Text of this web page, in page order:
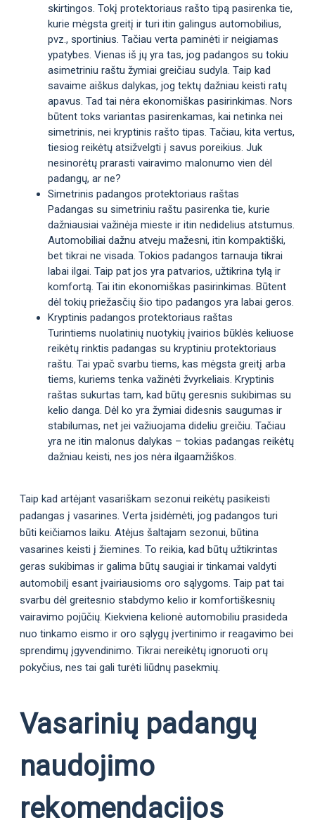
skirtingos. Tokį protektoriaus rašto tipą pasirenka tie,
kurie mėgsta greitį ir turi itin galingus automobilius,
pvz., sportinius. Tačiau verta paminėti ir neigiamas
ypatybes. Vienas iš jų yra tas, jog padangos su tokiu
asimetriniu raštu žymiai greičiau sudyla. Taip kad
savaime aiškus dalykas, jog tektų dažniau keisti ratų
apavus. Tad tai nėra ekonomiškas pasirinkimas. Nors
būtent toks variantas pasirenkamas, kai netinka nei
simetrinis, nei kryptinis rašto tipas. Tačiau, kita vertus,
tiesiog reikėtų atsižvelgti į savus poreikius. Juk
nesinorėtų prarasti vairavimo malonumo vien dėl
padangų, ar ne?
Simetrinis padangos protektoriaus raštas
Padangas su simetriniu raštu pasirenka tie, kurie
dažniausiai važinėja mieste ir itin nedidelius atstumus.
Automobiliai dažnu atveju mažesni, itin kompaktiški,
bet tikrai ne visada. Tokios padangos tarnauja tikrai
labai ilgai. Taip pat jos yra patvarios, užtikrina tylą ir
komfortą. Tai itin ekonomiškas pasirinkimas. Būtent
dėl tokių priežasčių šio tipo padangos yra labai geros.
Kryptinis padangos protektoriaus raštas
Turintiems nuolatinių nuotykių įvairios būklės keliuose
reikėtų rinktis padangas su kryptiniu protektoriaus
raštu. Tai ypač svarbu tiems, kas mėgsta greitį arba
tiems, kuriems tenka važinėti žvyrkeliais. Kryptinis
raštas sukurtas tam, kad būtų geresnis sukibimas su
kelio danga. Dėl ko yra žymiai didesnis saugumas ir
stabilumas, net jei važiuojama dideliu greičiu. Tačiau
yra ne itin malonus dalykas – tokias padangas reikėtų
dažniau keisti, nes jos nėra ilgaamžiškos.
Taip kad artėjant vasariškam sezonui reikėtų pasikeisti
padangas į vasarines. Verta įsidėmėti, jog padangos turi
būti keičiamos laiku. Atėjus šaltajam sezonui, būtina
vasarines keisti į žiemines. To reikia, kad būtų užtikrintas
geras sukibimas ir galima būtų saugiai ir tinkamai valdyti
automobilį esant įvairiausioms oro sąlygoms. Taip pat tai
svarbu dėl greitesnio stabdymo kelio ir komfortiškesnių
vairavimo pojūčių. Kiekviena kelionė automobiliu prasideda
nuo tinkamo eismo ir oro sąlygų įvertinimo ir reagavimo bei
sprendimų įgyvendinimo. Tikrai nereikėtų ignoruoti orų
pokyčius, nes tai gali turėti liūdnų pasekmių.
Vasarinių padangų
naudojimo
rekomendacijos